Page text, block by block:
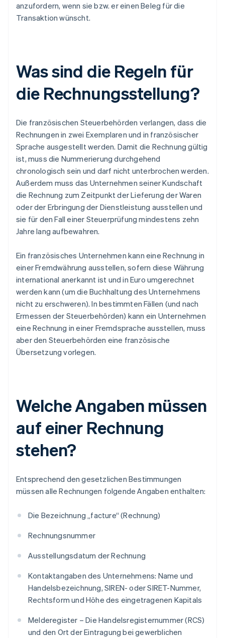
anzufordern, wenn sie bzw. er einen Beleg für die
Transaktion wünscht.
Was sind die Regeln für
die Rechnungsstellung?
Die französischen Steuerbehörden verlangen, dass die
Rechnungen in zwei Exemplaren und in französischer
Sprache ausgestellt werden. Damit die Rechnung gültig
ist, muss die Nummerierung durchgehend
chronologisch sein und darf nicht unterbrochen werden.
Außerdem muss das Unternehmen seiner Kundschaft
die Rechnung zum Zeitpunkt der Lieferung der Waren
oder der Erbringung der Dienstleistung ausstellen und
sie für den Fall einer Steuerprüfung mindestens zehn
Jahre lang aufbewahren.
Ein französisches Unternehmen kann eine Rechnung in
einer Fremdwährung ausstellen, sofern diese Währung
international anerkannt ist und in Euro umgerechnet
werden kann (um die Buchhaltung des Unternehmens
nicht zu erschweren). In bestimmten Fällen (und nach
Ermessen der Steuerbehörden) kann ein Unternehmen
eine Rechnung in einer Fremdsprache ausstellen, muss
aber den Steuerbehörden eine französische
Übersetzung vorlegen.
Welche Angaben müssen
auf einer Rechnung
stehen?
Entsprechend den gesetzlichen Bestimmungen
müssen alle Rechnungen folgende Angaben enthalten:
Die Bezeichnung „facture“ (Rechnung)
Rechnungsnummer
Ausstellungsdatum der Rechnung
Kontaktangaben des Unternehmens: Name und
Handelsbezeichnung, SIREN- oder SIRET-Nummer,
Rechtsform und Höhe des eingetragenen Kapitals
Melderegister – Die Handelsregisternummer (RCS)
und den Ort der Eintragung bei gewerblichen